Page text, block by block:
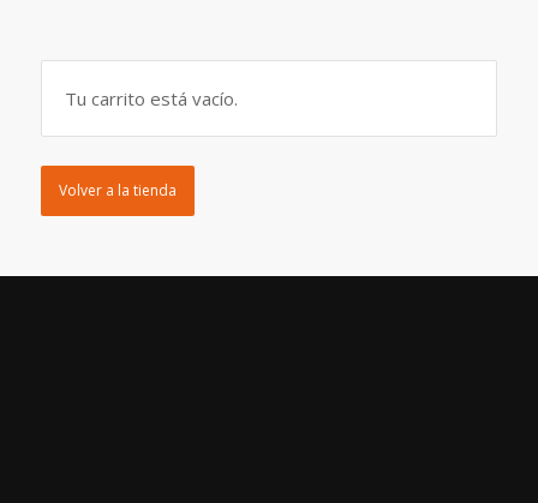
Tu carrito está vacío.
Volver a la tienda